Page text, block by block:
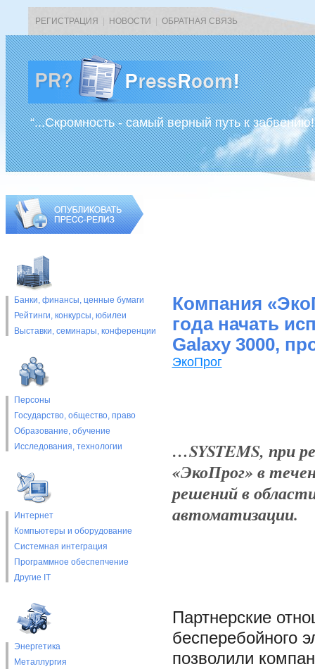
РЕГИСТРАЦИЯ НОВОСТИ ОБРАТНАЯ СВЯЗЬ
“...Скромность - самый верный путь к
Банки, финансы, ценные бумаги
Рейтинги, конкурсы, юбилеи
Выставки, cеминары, конференции
Персоны
Государство, общество, право
Образование, обучение
Исследования, технологии
Интернет
Компьютеры и оборудование
Системная интеграция
Программное обеспепчение
Другие IT
Энергетика
Металлургия
Компания
года начать
Galaxy 3000,
ЭкоПрог
…SYSTEMS, при
«ЭкоПрог» в
решений в
автоматизации.
Партнерские
бесперебойного
позволили